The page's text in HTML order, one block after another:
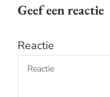
Geef een reactie
Reactie